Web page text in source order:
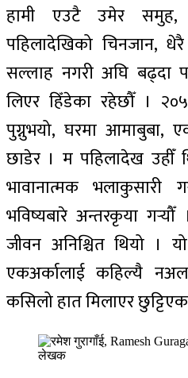
हामी एउटै उमेर समुह,
पहिलादेखिको चिनजान,
सल्लाह नगरी अघि बढ्दा
लिएर हिँडेका रहेछौँ ।
पुग्नुभयो, घरमा आमाबुबा,
छाडेर । म पहिलादेख उहीँ
भावानात्मक भलाकुसारी
भविष्यबारे अन्तरकृया गर्‍यौँ
जीवन अनिश्चित थियो ।
एकअर्कालाई कहिल्यै
कसिलो हात मिलाएर
लेखक